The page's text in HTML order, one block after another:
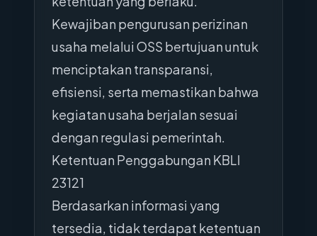
Kewajiban pengurusan perizinan
usaha melalui OSS bertujuan untuk
menciptakan transparansi,
efisiensi, serta memastikan bahwa
kegiatan usaha berjalan sesuai
dengan regulasi pemerintah.
Ketentuan Penggabungan KBLI
23121
Berdasarkan informasi yang
tersedia, tidak terdapat ketentuan